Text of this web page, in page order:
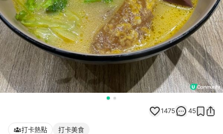
1475 45
打卡熱點 打卡美食